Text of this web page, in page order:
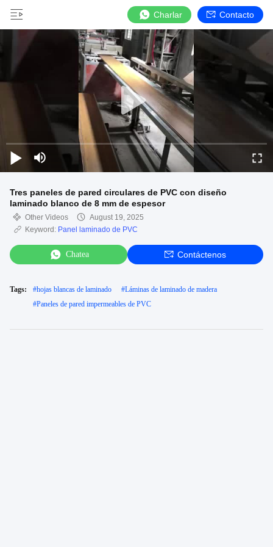
Charlar Contacto
Tres paneles de pared circulares de PVC con diseño
laminado blanco de 8 mm de espesor
Other Videos
August 19, 2025
Keyword: Panel laminado de PVC
Chatea Contáctenos
Tags: #hojas blancas de laminado #Láminas de laminado de madera
#Paneles de pared impermeables de PVC